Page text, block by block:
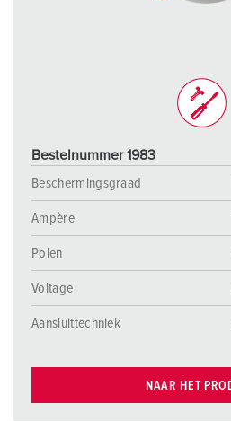
Bestelnummer 1983
Beschermingsgraad
Ampère
Polen
Voltage
Aansluittechniek
NAAR HET